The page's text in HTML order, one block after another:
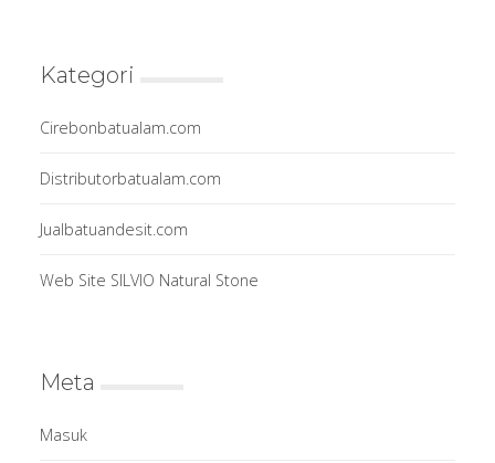
Kategori
Cirebonbatualam.com
Distributorbatualam.com
Jualbatuandesit.com
Web Site SILVIO Natural Stone
Meta
Masuk